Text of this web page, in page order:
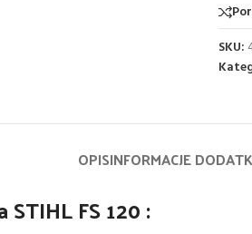
SKU:
OPISINFORMACJE
FS 120 :